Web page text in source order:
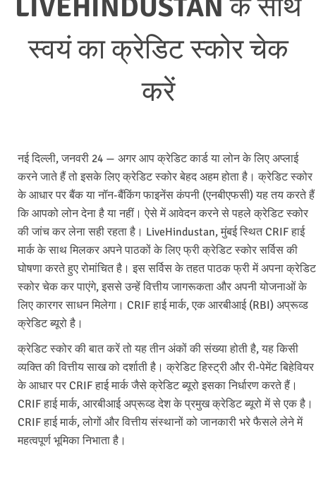
LIVEHINDUSTAN के साथ
स्वयं का क्रेडिट स्कोर चेक
करें
नई दिल्ली, जनवरी 24 — अगर आप क्रेडिट कार्ड या लोन के लिए अप्लाई
करने जाते हैं तो इसके लिए क्रेडिट स्कोर बेहद अहम होता है। क्रेडिट स्कोर
के आधार पर बैंक या नॉन-बैंकिंग फाइनेंस कंपनी (एनबीएफसी) यह तय करते हैं
कि आपको लोन देना है या नहीं। ऐसे में आवेदन करने से पहले क्रेडिट स्कोर
की जांच कर लेना सही रहता है। LiveHindustan, मुंबई स्थित CRIF हाई
मार्क के साथ मिलकर अपने पाठकों के लिए फ्री क्रेडिट स्कोर सर्विस की
घोषणा करते हुए रोमांचित है। इस सर्विस के तहत पाठक फ्री में अपना क्रेडिट
स्कोर चेक कर पाएंगे, इससे उन्हें वित्तीय जागरूकता और अपनी योजनाओं के
लिए कारगर साधन मिलेगा। CRIF हाई मार्क, एक आरबीआई (RBI) अप्रूव्ड
क्रेडिट ब्यूरो है।
क्रेडिट स्कोर की बात करें तो यह तीन अंकों की संख्या होती है, यह किसी
व्यक्ति की वित्तीय साख को दर्शाती है। क्रेडिट हिस्ट्री और री-पेमेंट बिहेवियर
के आधार पर CRIF हाई मार्क जैसे क्रेडिट ब्यूरो इसका निर्धारण करते हैं।
CRIF हाई मार्क, आरबीआई अप्रूव्ड देश के प्रमुख क्रेडिट ब्यूरो में से एक है।
CRIF हाई मार्क, लोगों और वित्तीय संस्थानों को जानकारी भरे फैसले लेने में
महत्वपूर्ण भूमिका निभाता है।